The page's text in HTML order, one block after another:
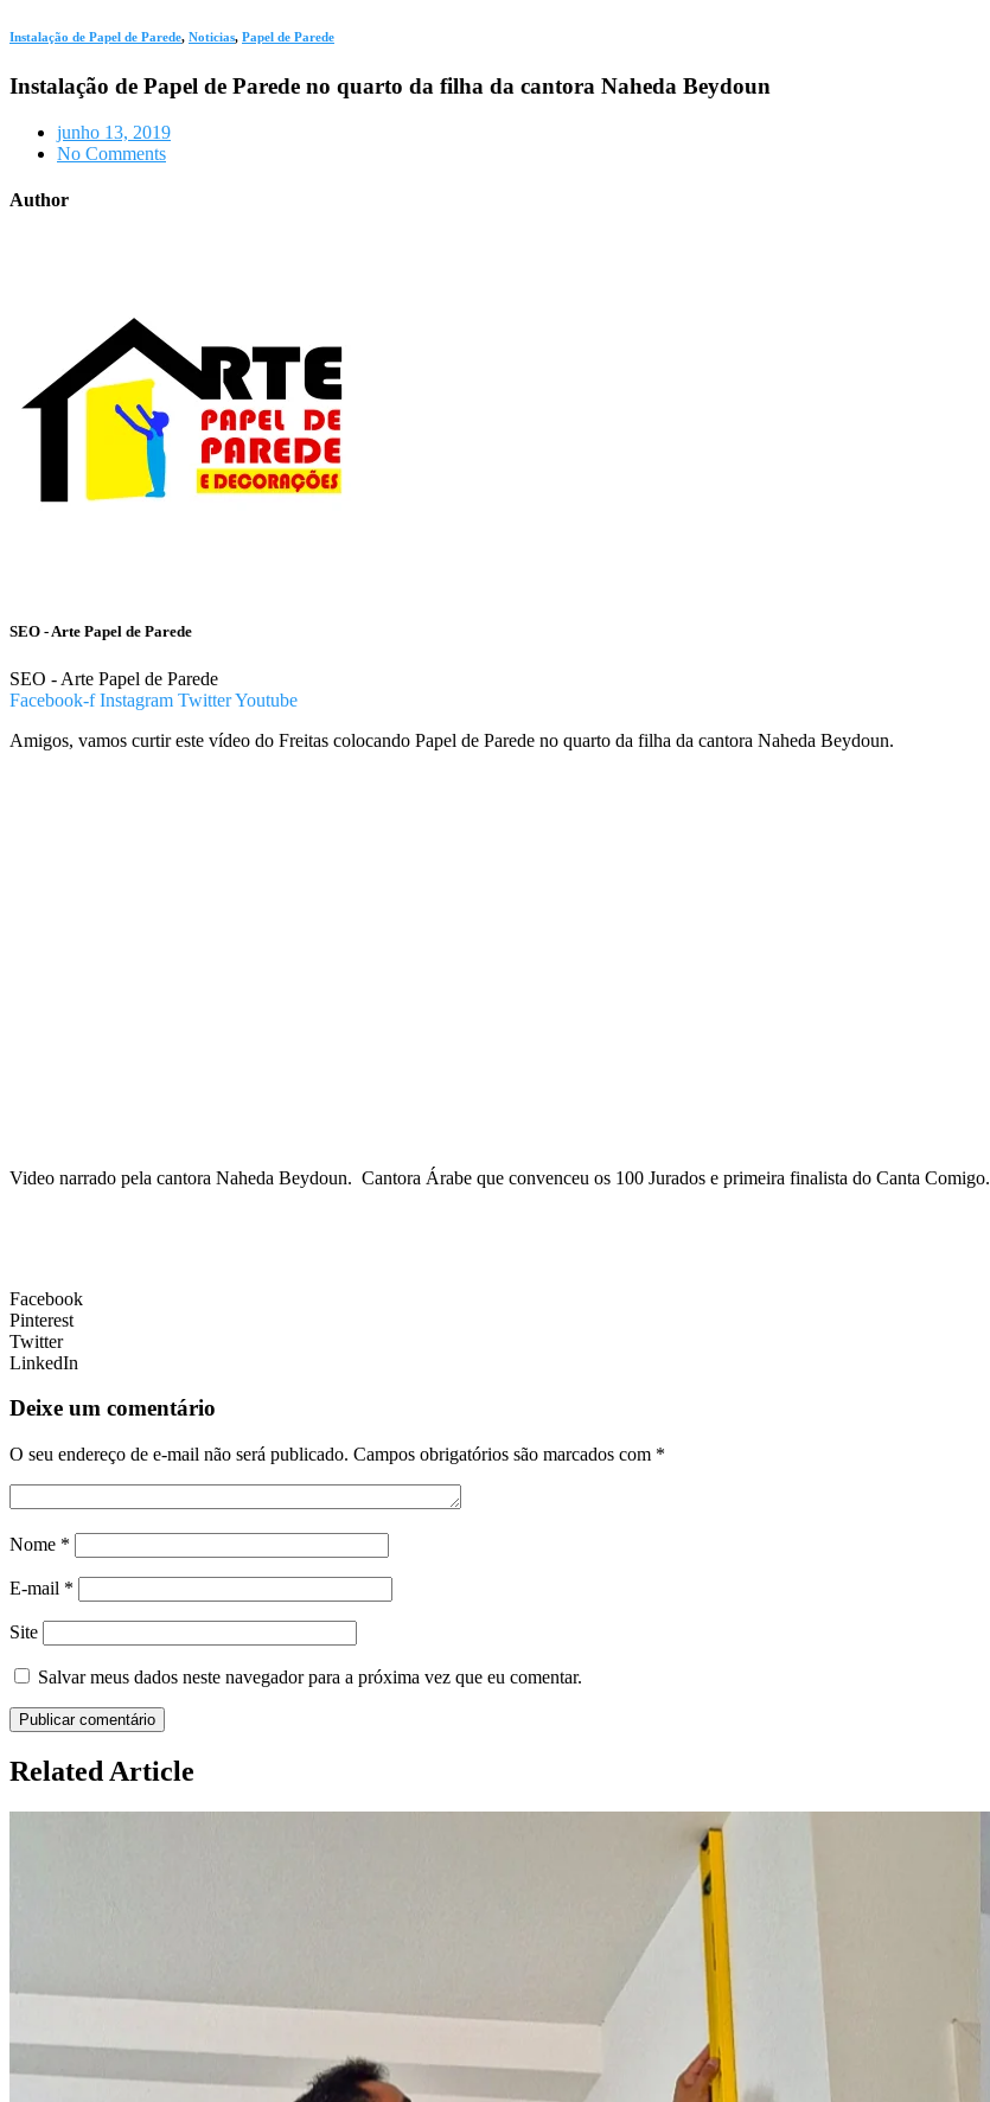
Instalação de Papel de Parede, Noticias, Papel de Parede
Instalação de Papel de Parede no quarto da filha da cantora Naheda Beydoun
junho 13, 2019
No Comments
Author
SEO - Arte Papel de Parede
SEO - Arte Papel de Parede
Facebook-f Instagram TwitterYoutube
Amigos, vamos curtir este vídeo do Freitas colocando Papel de Parede no quarto da filha da cantora Naheda Beydoun.
Video narrado pela cantora Naheda Beydoun. Cantora Árabe que convenceu os 100 Jurados e primeira finalista do Canta Comigo.
Facebook
Pinterest
Twitter
LinkedIn
Deixe um comentário
O seu endereço de e-mail não será publicado. Campos obrigatórios são marcados com *
Nome *
E-mail *
Site
Salvar meus dados neste navegador para a próxima vez que eu comentar.
Related Article